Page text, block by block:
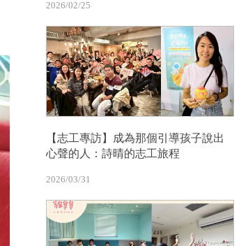
2026/02/25
【志工專訪】成為那個引導孩子說出
心聲的人：詩晴的志工旅程
2026/03/31